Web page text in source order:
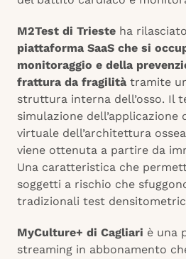
M2Test di Trieste ha
piattaforma SaaS che si
monitoraggio e della
frattura da fragilità tramite
struttura interna dell’osso. Il
simulazione dell’applicazione
virtuale dell’architettura
viene ottenuta a partire da
Una caratteristica che
soggetti a rischio che
tradizionali test
MyCulture+ di Cagliari è una
streaming in abbonamento